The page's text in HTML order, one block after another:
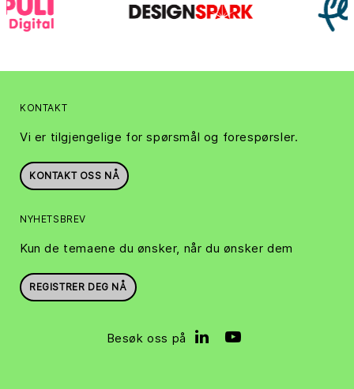
KONTAKT
Vi er tilgjengelige for spørsmål og forespørsler.
KONTAKT OSS NÅ
NYHETSBREV
Kun de temaene du ønsker, når du ønsker dem
REGISTRER DEG NÅ
Besøk oss på